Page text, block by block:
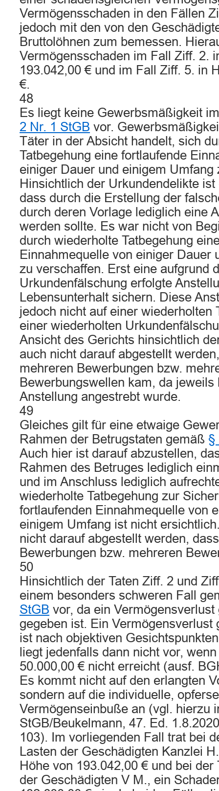
Vermögensschaden in den Fällen
jedoch mit den von den
Bruttolöhnen zum bemessen.
Vermögensschaden im Fall Ziff. 2.
193.042,00 € und im Fall Ziff. 5. in
€.
48
Es liegt keine Gewerbsmäßigkeit
2 Nr. 1 StGB vor.
Täter in der Absicht handelt, sich
Tatbegehung eine fortlaufende
einiger Dauer und einigem Umfang
Hinsichtlich der Urkundendelikte
dass durch die Erstellung der
durch deren Vorlage lediglich eine
werden sollte. Es war nicht von
durch wiederholte Tatbegehung
Einnahmequelle von einiger Dauer
zu verschaffen. Erst eine aufgrund
Urkundenfälschung erfolgte
Lebensunterhalt sichern. Diese
jedoch nicht auf einer wiederholten
einer wiederholten
Ansicht des Gerichts hinsichtlich
auch nicht darauf abgestellt
mehreren Bewerbungen bzw.
Bewerbungswellen kam, da jeweils
Anstellung angestrebt wurde.
49
Gleiches gilt für eine etwaige
Rahmen der Betrugstaten gemäß §
Auch hier ist darauf abzustellen,
Rahmen des Betruges lediglich
und im Anschluss lediglich
wiederholte Tatbegehung zur
fortlaufenden Einnahmequelle von
einigem Umfang ist nicht
nicht darauf abgestellt werden,
Bewerbungen bzw. mehreren
50
Hinsichtlich der Taten Ziff. 2 und
einem besonders schweren Fall
StGB vor, da ein
gegeben ist. Ein Vermögensverlust
ist nach objektiven
liegt jedenfalls dann nicht vor,
50.000,00 € nicht erreicht (ausf.
Es kommt nicht auf den erlangten
sondern auf die individuelle,
Vermögenseinbuße an (vgl. hierzu
StGB/Beukelmann, 47. Ed.
103). Im vorliegenden Fall trat bei
Lasten der Geschädigten Kanzlei
Höhe von 193.042,00 € und bei der
der Geschädigten V M., ein